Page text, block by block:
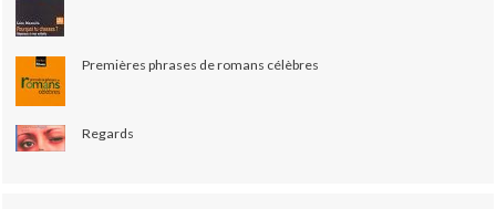
Premières phrases de romans célèbres
Regards